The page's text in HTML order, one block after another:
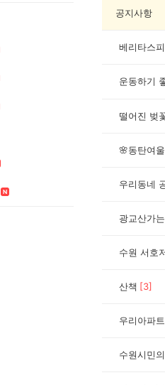
공지사항
베리타스
운동하기
떨어진 벚
🌸동탄여
우리동네
광교산가
수원 서호
산책 [3]
우리아파
수원시민